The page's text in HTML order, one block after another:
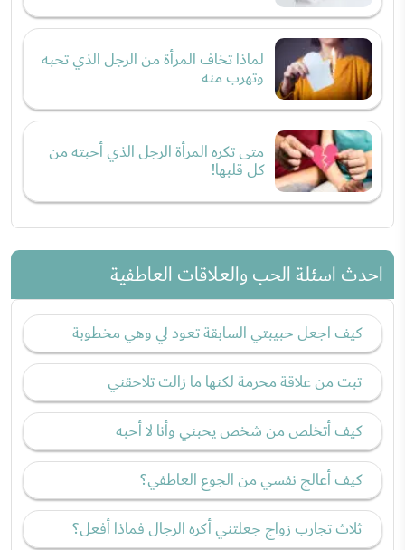
لماذا تخاف المرأة من الرجل الذي تحبه
وتهرب منه
متى تكره المرأة الرجل الذي أحبته من
كل قلبها!
احدث اسئلة الحب والعلاقات العاطفية
كيف اجعل حبيبتي السابقة تعود لي وهي مخطوبة
تبت من علاقة محرمة لكنها ما زالت تلاحقني
كيف أتخلص من شخص يحبني وأنا لا أحبه
كيف أعالج نفسي من الجوع العاطفي؟
ثلاث تجارب زواج جعلتني أكره الرجال فماذا أفعل؟